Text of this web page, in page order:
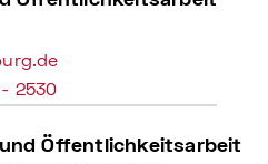
2530
Öffentlichkeitsarbeit